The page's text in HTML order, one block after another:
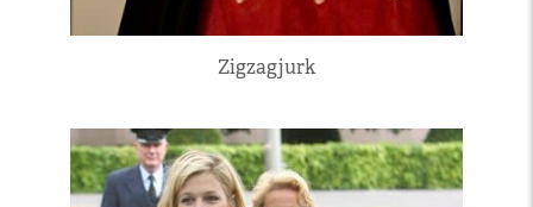
Zigzagjurk